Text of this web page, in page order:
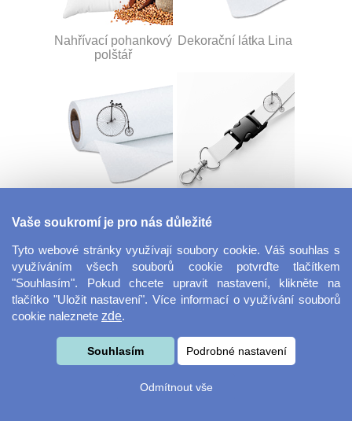
Nahřívací pohankový
polštář
Dekorační látka Lina
Miranda
Vaše soukromí je pro nás důležité
Tyto webové stránky využívají soubory cookie. Váš souhlas s
využíváním všech souborů cookie potvrďte tlačítkem
"Souhlasím". Pokud chcete upravit nastavení, klikněte na
tlačítko "Uložit nastavení". Více informací o využívání souborů
cookie naleznete zde.
Souhlasím Podrobné nastavení
Odmítnout vše